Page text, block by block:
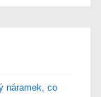
náramek, co